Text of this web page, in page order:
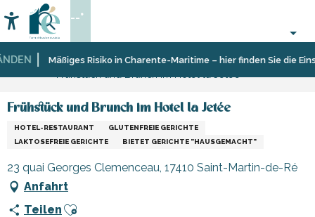
au
contenu
principalMäßiges Risiko in Charente-Maritime – hier finden Sie die
Accessibilité
Suche
--°
Startseite
EssenRestaurantsRestaurants
Frühstück und Brunch im Hotel la Jetée
HOTEL-RESTAURANT
GLUTENFREIE GERICHTE
LAKTOSEFREIE GERICHTE
BIETET GERICHTE "HAUSGEMACHT"
23 quai Georges Clemenceau, 17410 Saint-Martin-de-Ré
Anfahrt
Teilen Ajouter aux favoris